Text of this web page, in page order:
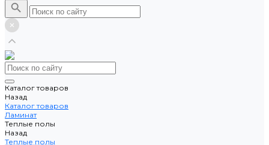
Каталог товаров
Назад
Каталог товаров
Ламинат
Теплые полы
Назад
Теплые полы